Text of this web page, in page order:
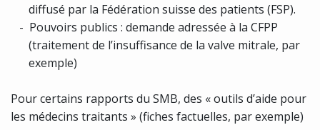
diffusé par la Fédération suisse des patients (FSP).
Pouvoirs publics : demande adressée à la CFPP
(traitement de l’insuffisance de la valve mitrale, par
exemple)
Pour certains rapports du SMB, des « outils d’aide pour
les médecins traitants » (fiches factuelles, par exemple)